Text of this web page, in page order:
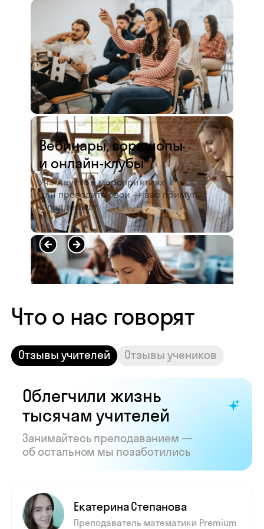
Вебинары, воркшопы
и онлайн-клубы
Участвуйте в мероприятиях
или проводите свои — вас примут
и поддержат
педагогический университет, пошла
преподавать в школу. Проработав в ней
5 лет, я поняла, что нужно двигать...
Читать полностью →
Показать все отзывы
Часто задаваемые
вопросы